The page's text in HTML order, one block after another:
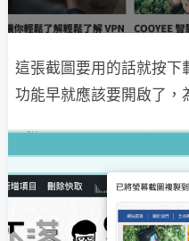
這張截圖要用的話就按下
功能早就應該要開啟了，